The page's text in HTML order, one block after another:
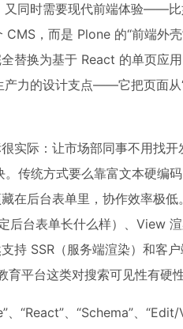
同时需要现代前端体验——
，而是 Plone 的“前端外
替换为基于 React 的单页应
力的设计支点——它把页面从
实际：让市场部同事不用找
。传统方式要么靠富文本硬
在后台表单里，协作效率极
后台表单长什么样）、View
持 SSR（服务端渲染）和
平台这类对搜索可见性有硬
“React”、“Schema”、